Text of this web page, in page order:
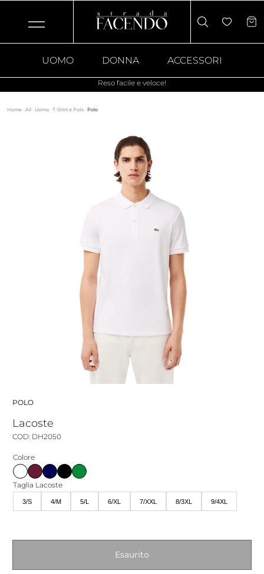
UOMO DONNA ACCESSORI
Reso facile e veloce!
Home · All · Uomo · T-Shirt e Polo · Polo
POLO
Lacoste
COD: DH2050
Colore
Taglia Lacoste
3/S 4/M 5/L 6/XL 7/XXL 8/3XL 9/4XL
Esaurito